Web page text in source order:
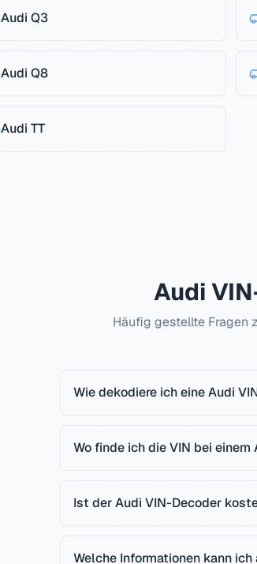
Audi Q3
Audi Q8
Audi TT
Audi
Häufig gestellte Fragen
Wie dekodiere ich eine Audi
Wo finde ich die VIN bei einem
Ist der Audi VIN-Decoder
Welche Informationen kann